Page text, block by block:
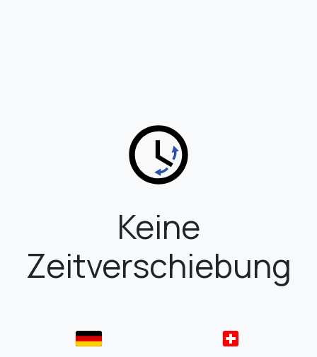
Keine
Zeitverschiebung